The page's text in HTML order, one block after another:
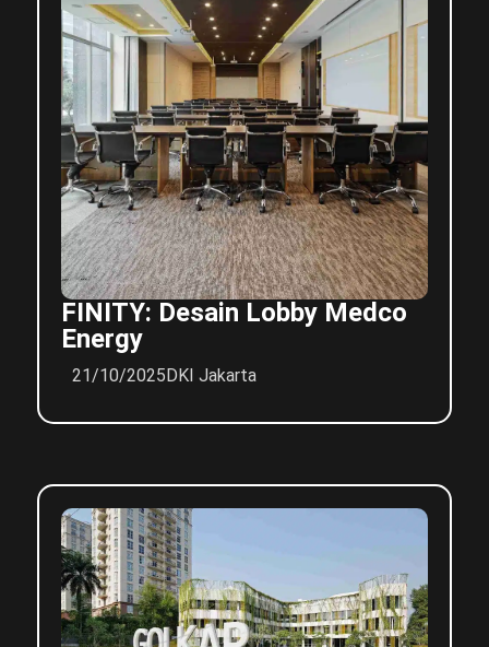
FINITY: Desain Lobby Medco
Energy
21/10/2025DKI Jakarta